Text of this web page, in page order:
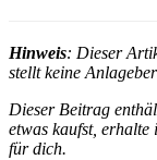
Hinweis: Dieser
stellt keine
Dieser Beitrag
etwas kaufst, erhalte
für dich.